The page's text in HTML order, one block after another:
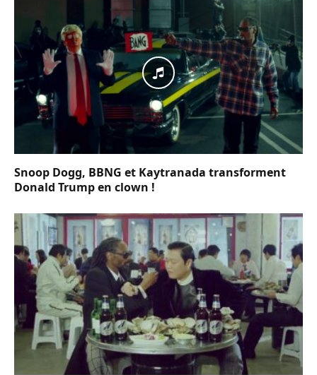
Snoop Dogg, BBNG et Kaytranada transforment
Donald Trump en clown !